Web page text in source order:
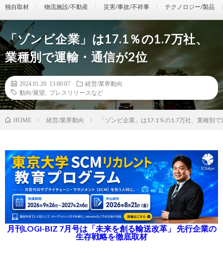
独自取材 物流施設/不動産 災害/事故/不祥事 テクノロジー/製品
「ゾンビ企業」は17.1％の1.7万社、
業種別で運輸・通信が2位
2024.01.20 13:00:07
経営/業界動向
動向/展望
プレスリリースなど
HOME 経営/業界動向 「ゾンビ企業」は17.1％の1.7万社、業種別
月刊LOGI-BIZ 7月号は「未来を創る輸送改革」 先行企業の
生存戦略を徹底取材